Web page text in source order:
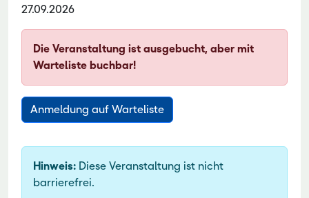
27.09.2026
Die Veranstaltung ist ausgebucht, aber mit
Warteliste buchbar!
Hinweis: Diese Veranstaltung ist nicht
barrierefrei.